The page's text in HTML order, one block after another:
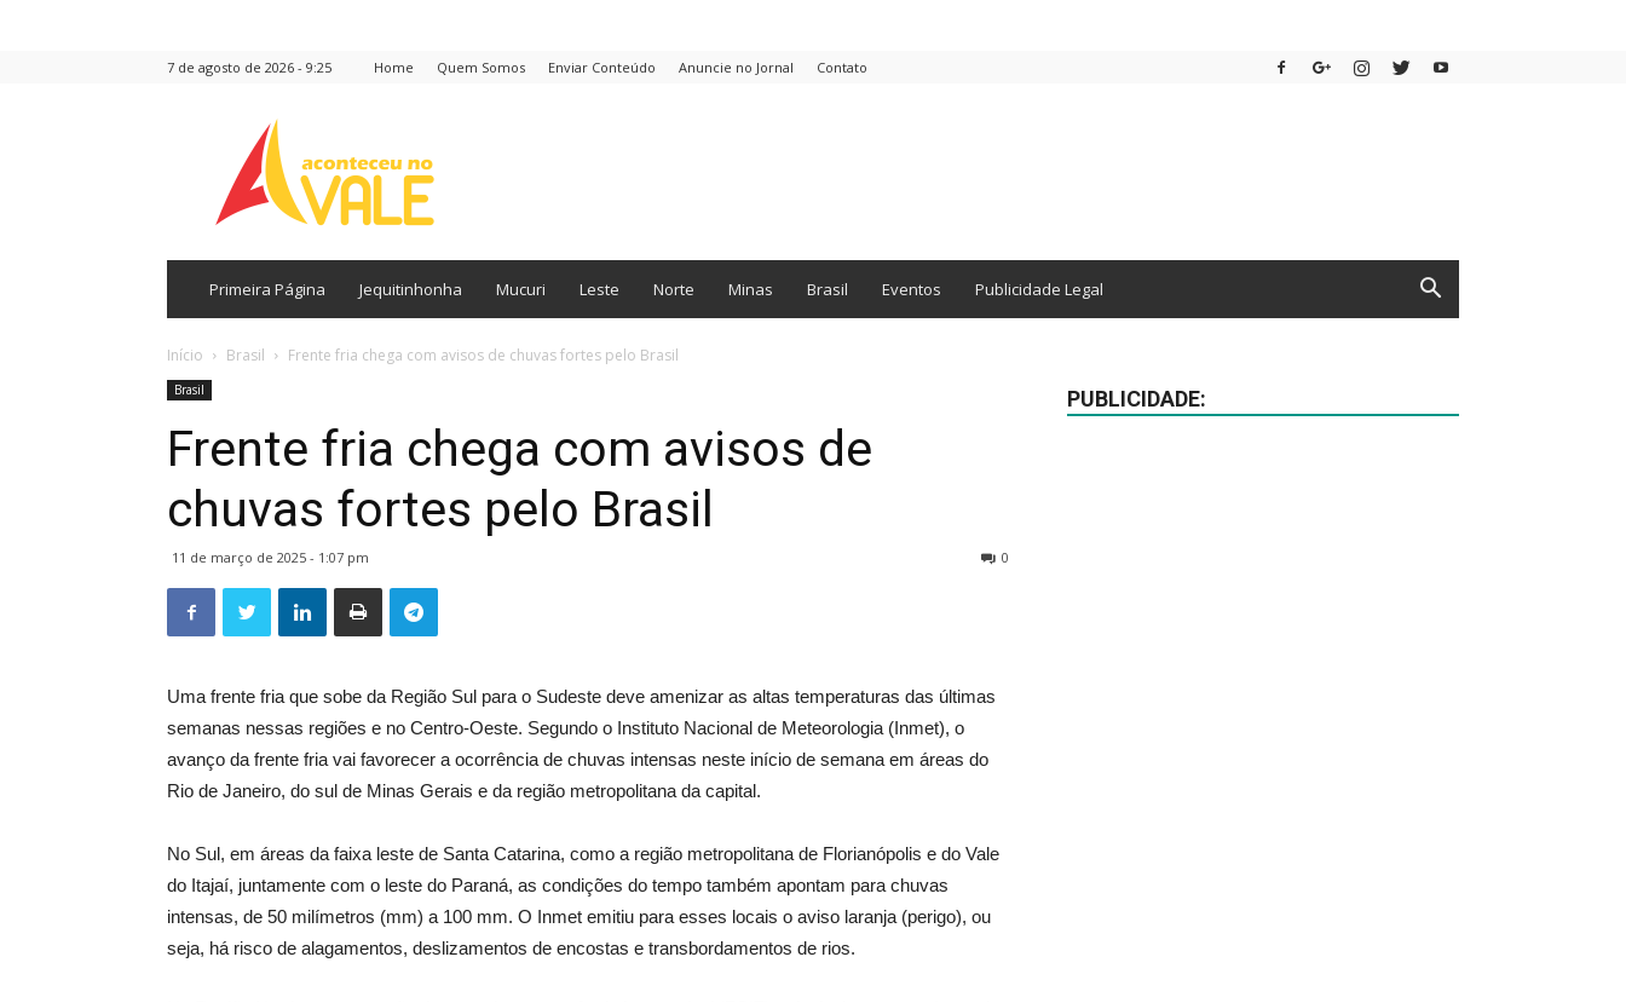
7 de agosto de 2026 - 9:25 Home Quem Somos Enviar Conteúdo Anuncie no Jornal Contato
Aconteceu
no
Vale
Primeira Página Jequitinhonha Mucuri Leste Norte Minas Brasil Eventos Publicidade Legal
Início Brasil Frente fria chega com avisos de chuvas fortes pelo Brasil
Brasil
Frente fria chega com avisos de
chuvas fortes pelo Brasil
11 de março de 2025 - 1:07 pm 0
Uma frente fria que sobe da Região Sul para o Sudeste deve amenizar as altas temperaturas das últimas
semanas nessas regiões e no Centro-Oeste. Segundo o Instituto Nacional de Meteorologia (Inmet), o
avanço da frente fria vai favorecer a ocorrência de chuvas intensas neste início de semana em áreas do
Rio de Janeiro, do sul de Minas Gerais e da região metropolitana da capital.
No Sul, em áreas da faixa leste de Santa Catarina, como a região metropolitana de Florianópolis e do Vale
do Itajaí, juntamente com o leste do Paraná, as condições do tempo também apontam para chuvas
intensas, de 50 milímetros (mm) a 100 mm. O Inmet emitiu para esses locais o aviso laranja (perigo), ou
seja, há risco de alagamentos, deslizamentos de encostas e transbordamentos de rios.
PUBLICIDADE: